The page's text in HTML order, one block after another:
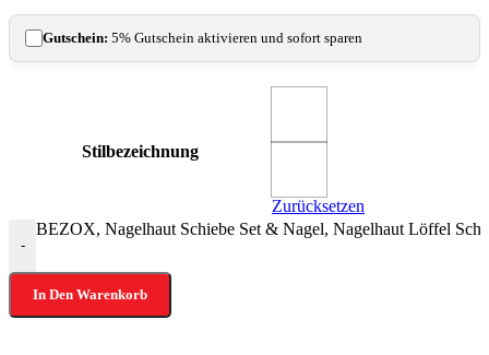
Gutschein: 5% Gutschein aktivieren und sofort sparen
Stilbezeichnung
Zurücksetzen
-
BEZOX, Nagelhaut Schiebe Set & Nagel, Nagelhaut Löffel
In Den Warenkorb